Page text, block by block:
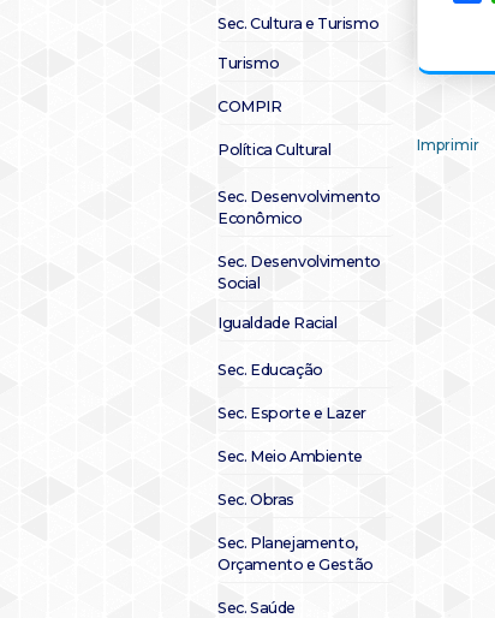
Sec. Cultura e Turismo
Turismo
COMPIR
Política Cultural
Sec. Desenvolvimento
Econômico
Sec. Desenvolvimento
Social
Igualdade Racial
Sec. Educação
Sec. Esporte e Lazer
Sec. Meio Ambiente
Sec. Obras
Sec. Planejamento,
Orçamento e Gestão
Sec. Saúde
Imprimir